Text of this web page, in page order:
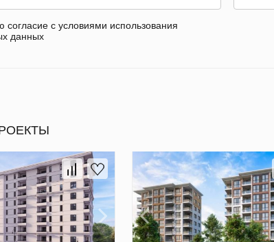
согласие с условиями использования
данных